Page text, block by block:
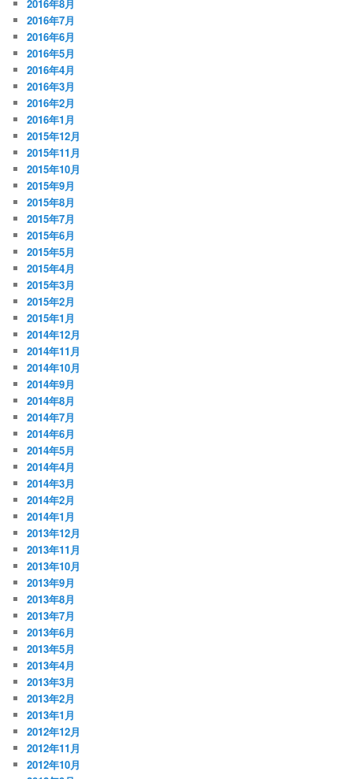
2016年8月
2016年7月
2016年6月
2016年5月
2016年4月
2016年3月
2016年2月
2016年1月
2015年12月
2015年11月
2015年10月
2015年9月
2015年8月
2015年7月
2015年6月
2015年5月
2015年4月
2015年3月
2015年2月
2015年1月
2014年12月
2014年11月
2014年10月
2014年9月
2014年8月
2014年7月
2014年6月
2014年5月
2014年4月
2014年3月
2014年2月
2014年1月
2013年12月
2013年11月
2013年10月
2013年9月
2013年8月
2013年7月
2013年6月
2013年5月
2013年4月
2013年3月
2013年2月
2013年1月
2012年12月
2012年11月
2012年10月